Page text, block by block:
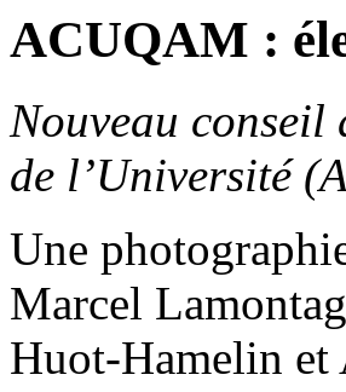
ACUQAM :
Nouveau conseil
de l’Université
Une
Marcel
Huot-Hamelin et